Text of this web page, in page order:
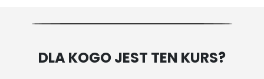
DLA KOGO JEST TEN KURS?